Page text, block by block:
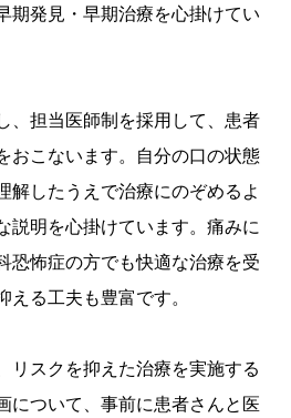
期発見・早期治療を心掛けてい
、担当医師制を採用して、患者
おこないます。自分の口の状態
解したうえで治療にのぞめるよ
説明を心掛けています。痛みに
恐怖症の方でも快適な治療を受
る工夫も豊富です。
リスクを抑えた治療を実施する
について、事前に患者さんと医